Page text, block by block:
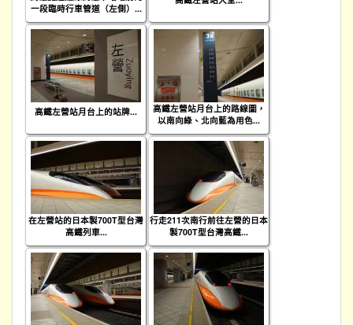
一段臨時行車管道（左側）...
高鐵左營站月台上的站牌...
高鐵左營站月台上的路線圖，
以南向綠、北向藍為用色...
在左營站的日本製700T型台灣
高鐵列車...
行走211次南行前往左營的日本
製700T型台灣高鐵...